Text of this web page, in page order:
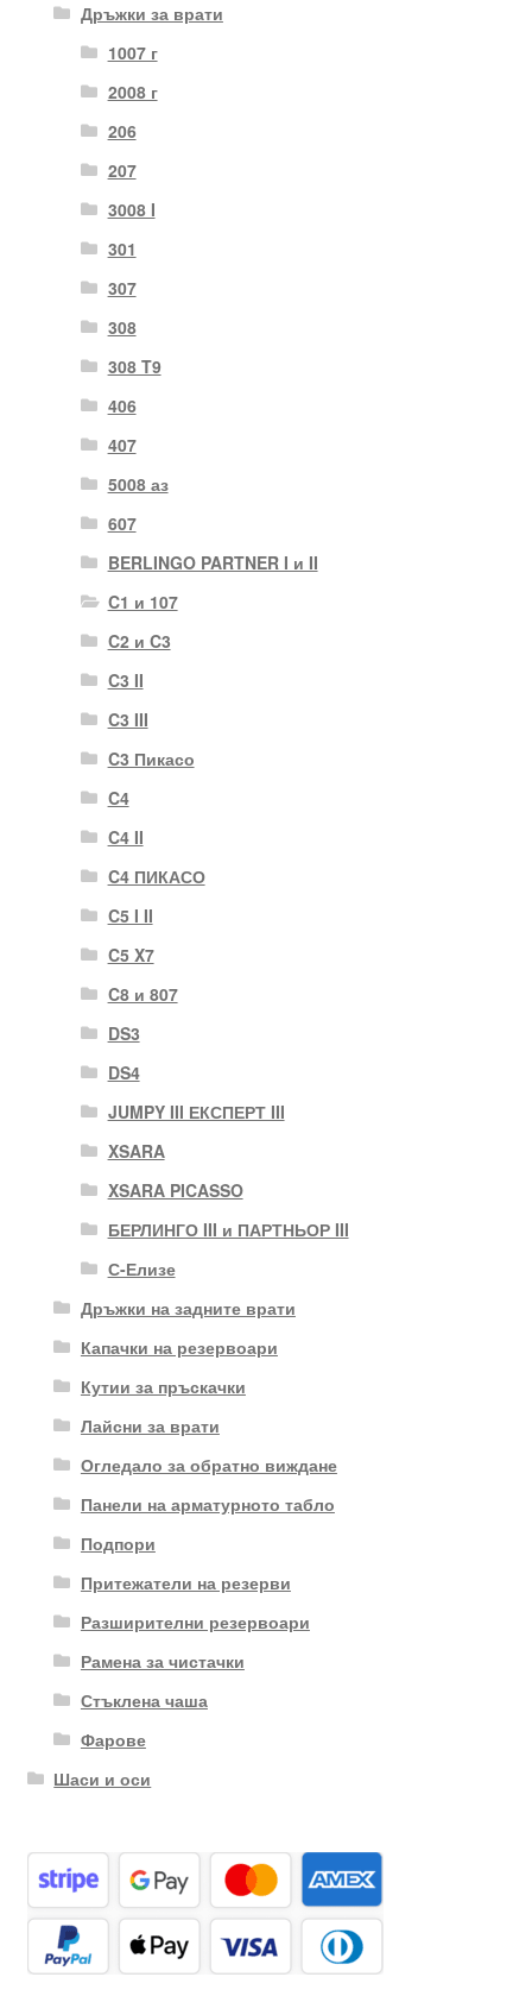
Дръжки за врати
1007 г
2008 г
206
207
3008 I
301
307
308
308 T9
406
407
5008 аз
607
BERLINGO PARTNER I и II
C1 и 107
C2 и C3
C3 II
C3 III
C3 Пикасо
C4
C4 II
C4 ПИКАСО
C5 I II
C5 X7
C8 и 807
DS3
DS4
JUMPY III ЕКСПЕРТ III
XSARA
XSARA PICASSO
БЕРЛИНГО III и ПАРТНЬОР III
С-Елизе
Дръжки на задните врати
Капачки на резервоари
Кутии за пръскачки
Лайсни за врати
Огледало за обратно виждане
Панели на арматурното табло
Подпори
Притежатели на резерви
Разширителни резервоари
Рамена за чистачки
Стъклена чаша
Фарове
Шаси и оси